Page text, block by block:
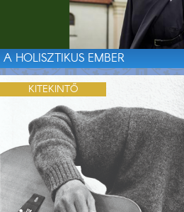
A HOLISZTIKUS EMBER
KITEKINTŐ